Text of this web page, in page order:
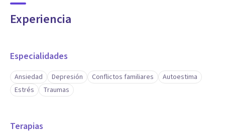
Experiencia
Especialidades
Ansiedad Depresión Conflictos familiares
Autoestima
Estrés
Traumas
Terapias